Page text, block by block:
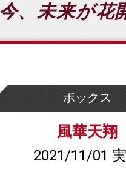
今、未来が花
ボックス
風華天翔
2021/11/01